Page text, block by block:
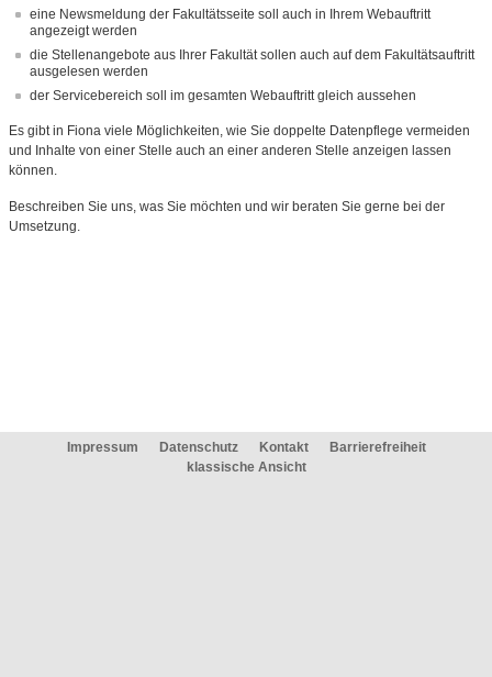
eine Newsmeldung der Fakultätsseite soll auch in Ihrem Webauftritt
angezeigt werden
die Stellenangebote aus Ihrer Fakultät sollen auch auf dem Fakultätsauftritt
ausgelesen werden
der Servicebereich soll im gesamten Webauftritt gleich aussehen
Es gibt in Fiona viele Möglichkeiten, wie Sie doppelte Datenpflege vermeiden
und Inhalte von einer Stelle auch an einer anderen Stelle anzeigen lassen
können.
Beschreiben Sie uns, was Sie möchten und wir beraten Sie gerne bei der
Umsetzung.
Impressum Datenschutz Kontakt
Barrierefreiheit
klassische Ansicht